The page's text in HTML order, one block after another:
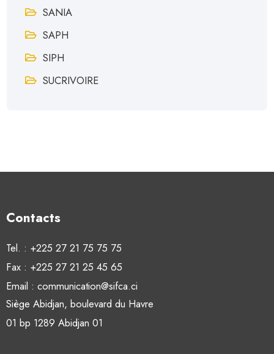
SANIA
SAPH
SIPH
SUCRIVOIRE
Contacts
Tel. : +225 27 21 75 75 75
Fax : +225 27 21 25 45 65
Email : communication@sifca.ci
Siège Abidjan, boulevard du Havre
01 bp 1289 Abidjan 01